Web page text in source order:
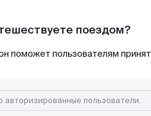
поездом?
поможет пользователям